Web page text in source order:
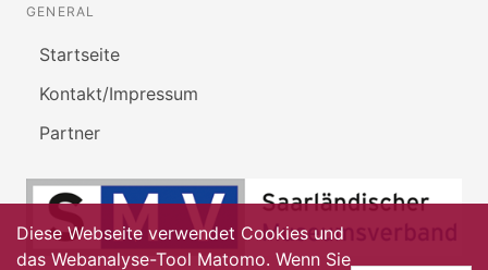
GENERAL
Startseite
Kontakt/Impressum
Partner
Diese Webseite verwendet Cookies und
das Webanalyse-Tool Matomo. Wenn Sie